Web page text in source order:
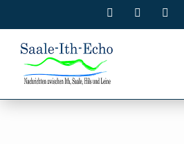
Inhalt
springen
Facebook